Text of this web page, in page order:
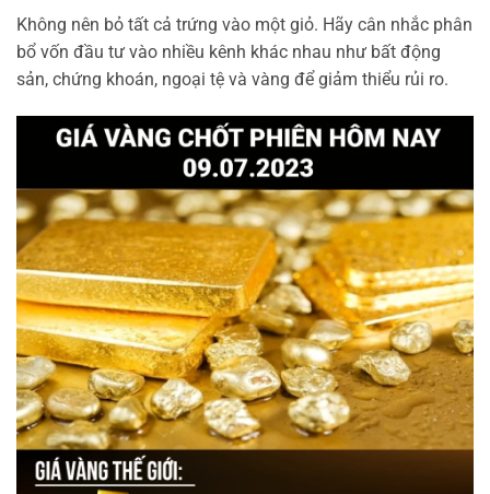
Không nên bỏ tất cả trứng vào một giỏ. Hãy cân nhắc phân
bổ vốn đầu tư vào nhiều kênh khác nhau như bất động
sản, chứng khoán, ngoại tệ và vàng để giảm thiểu rủi ro.